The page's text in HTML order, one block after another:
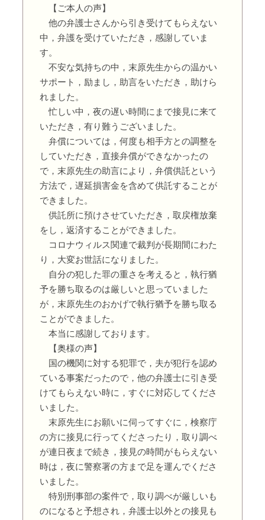
【ご本人の声】
他の弁護士さんから引き受けてもらえない
中，弁護を受けていただき，感謝していま
す。
不安な気持ちの中，末原先生からの温かい
サポート，励まし，助言をいただき，助けら
れました。
忙しい中，夜の遅い時間にまで接見に来て
いただき，有り難うございました。
弁償については，何度も相手方との調整を
していただき，直接弁償ができなかったの
で，末原先生の助言により，弁償供託という
方法で，遅延損害金を含めて供託することが
できました。
供託所に預けさせていただき，取戻権放棄
をし，返済することができました。
コロナウィルス関連で裁判が長期間にわた
り，大変お世話になりました。
自分の犯した罪の重さを考えると，執行猶
予を勝ち取るのは厳しいと思っていました
が，末原先生のおかげで執行猶予を勝ち取る
ことができました。
本当に感謝しております。
【奥様の声】
国の機関に対する犯罪で，夫が犯行を認め
ている事案だったので，他の弁護士に引き受
けてもらえない時に，すぐに対応してくださ
いました。
末原先生にお願いに伺ってすぐに，検察庁
の方に接見に行ってくださったり，取り調べ
が連日夜まで続き，接見の時間がもらえない
時は，夜に警察署の方まで足を運んでくださ
いました。
特別刑事部の案件で，取り調べが厳しいも
のになると予想され，弁護士以外との接見も